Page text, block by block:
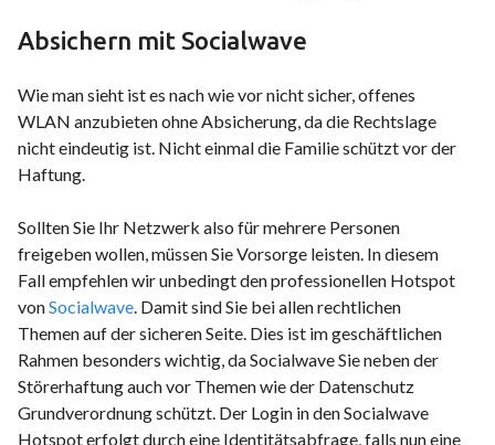
Absichern mit Socialwave
Wie man sieht ist es nach wie vor nicht sicher, offenes
WLAN anzubieten ohne Absicherung, da die Rechtslage
nicht eindeutig ist. Nicht einmal die Familie schützt vor der
Haftung.
Sollten Sie Ihr Netzwerk also für mehrere Personen
freigeben wollen, müssen Sie Vorsorge leisten. In diesem
Fall empfehlen wir unbedingt den professionellen Hotspot
vonSocialwave. Damit sind Sie bei allen rechtlichen
Themen auf der sicheren Seite. Dies ist im geschäftlichen
Rahmen besonders wichtig, da Socialwave Sie neben der
Störerhaftung auch vor Themen wie der Datenschutz
Grundverordnung schützt. Der Login in den Socialwave
Hotspot erfolgt durch eine Identitätsabfrage, falls nun eine